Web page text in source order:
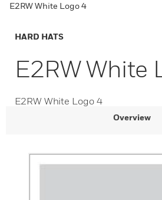
E2RW White Logo 4
HARD HATS
E2RW White
E2RW White Logo 4
Overview